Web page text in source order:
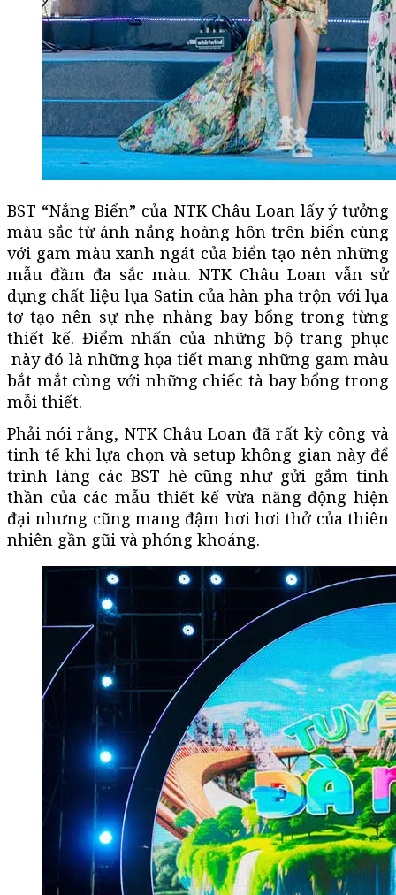
BST “Nắng Biển” của NTK Châu Loan lấy ý tưởng
màu sắc từ ánh nắng hoàng hôn trên biển cùng
với gam màu xanh ngát của biển tạo nên những
mẫu đầm đa sắc màu. NTK Châu Loan vẫn sử
dụng chất liệu lụa Satin của hàn pha trộn với lụa
tơ tạo nên sự nhẹ nhàng bay bổng trong từng
thiết kế. Điểm nhấn của những bộ trang phục
này đó là những họa tiết mang những gam màu
bắt mắt cùng với những chiếc tà bay bổng trong
mỗi thiết.
Phải nói rằng, NTK Châu Loan đã rất kỳ công và
tinh tế khi lựa chọn và setup không gian này để
trình làng các BST hè cũng như gửi gắm tinh
thần của các mẫu thiết kế vừa năng động hiện
đại nhưng cũng mang đậm hơi hơi thở của thiên
nhiên gần gũi và phóng khoáng.